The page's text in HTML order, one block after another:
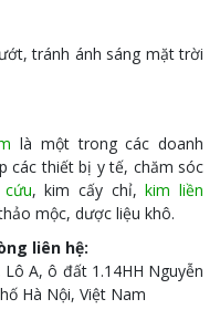
tránh ánh sáng mặt trời
là một trong các doanh
các thiết bị y tế, chăm sóc
, kim cấy chỉ,kim liền
mộc, dược liệu khô.
liên hệ:
A, ô đất 1.14HH Nguyễn
Hà Nội, Việt Nam